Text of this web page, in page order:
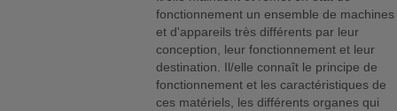
fonctionnement un ensemble de machines
et d'appareils très différents par leur
conception, leur fonctionnement et leur
destination. Il/elle connaît le principe de
fonctionnement et les caractéristiques de
ces matériels, les différents organes qui